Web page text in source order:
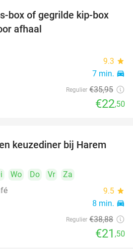
37%
box of gegrilde kip-box
afhaal
9.3 star
7 min. directions_car
Regulier €35,95
€22,50
45%
keuzediner bij Harem
Wo Do Vr
Za
9.5 star
8 min. directions_car
Regulier €38,88
€21 ,50